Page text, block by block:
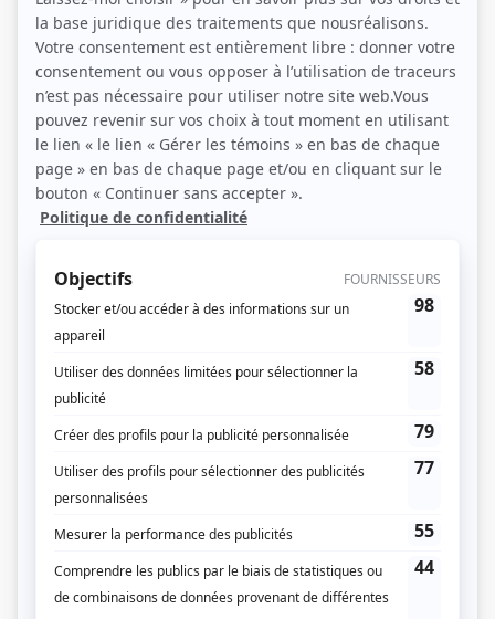
Michel Charette, Jean-François Harrisson et Luc Guérin (Photo: TVA)
Description sommaire de l'histoire
Entouré de sa famille et de ses fidèles amis, Max mène de front ses études et
ses ambitions de producteur de spectacles, tout en se défoulant avec son
groupe rock, qu’il dirige avec une main de fer. Il donne parfois l’impression de
se moquer royalement des conseils parentaux et du reste du monde… Quand
on a 18 ans et une énergie de titan, tout est permis : les ambitions les plus
folles, les gaffes les plus énormes, bref, le droit de vivre sa vie.
Liens
Fiche deMax Inc.sur Showbizz.net
Comédie
Réalisation
Brigitte Couture
Claude C. Blanchard
Richard Desmarais
Production
Philippe Dussault